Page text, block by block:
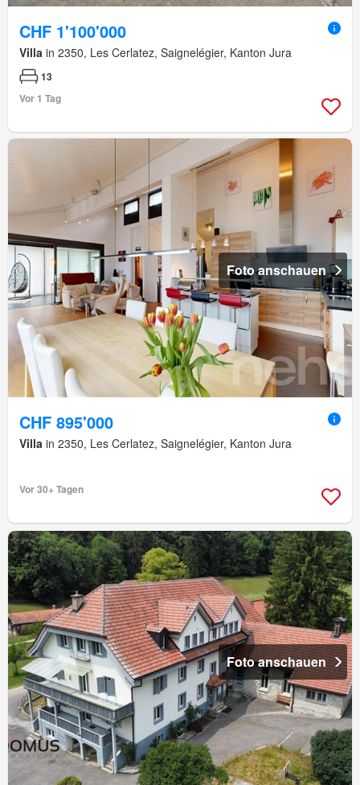
CHF 1'100'000
Villa in 2350, Les Cerlatez, Saignelégier, Kanton Jura
13
Vor 1 Tag
Foto anschauen
CHF 895'000
Villa in 2350, Les Cerlatez, Saignelégier, Kanton Jura
Vor 30+ Tagen
Foto anschauen